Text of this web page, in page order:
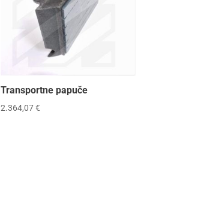
Transportne papuče
2.364,07€